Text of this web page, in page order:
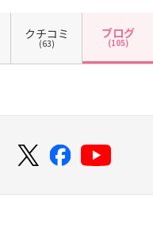
クチコミ
(63)
ブログ
(105)